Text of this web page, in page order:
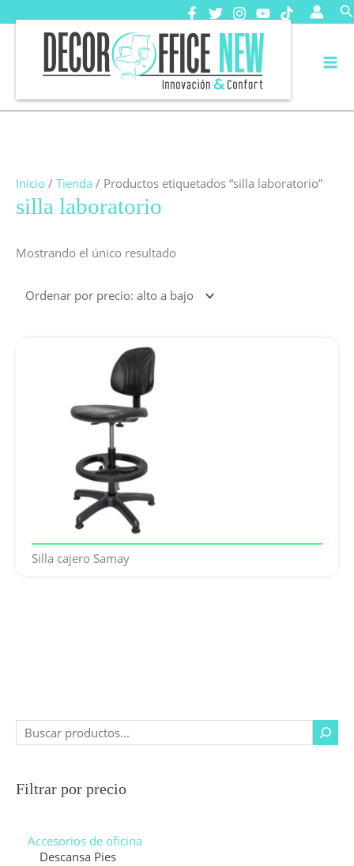
al
Filtrar por precio
Accesorios de oficina
Descansa Pies
Inicio / Tienda / Productos etiquetados “silla laboratorio”
silla laboratorio
Mostrando el único resultado
Silla cajero Samay